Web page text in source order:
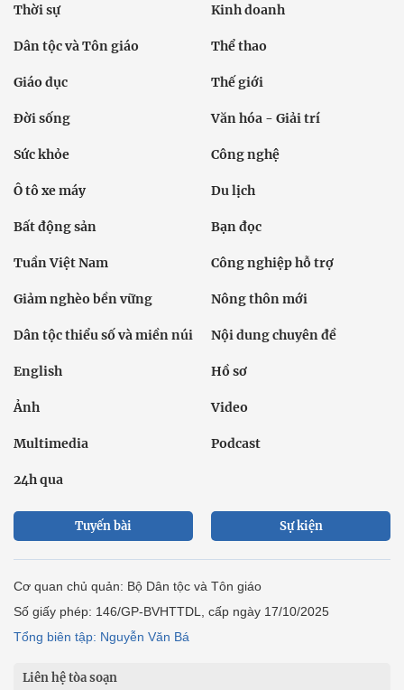
Thời sự Kinh doanh
Dân tộc và Tôn giáo Thể thao
Giáo dục Thế giới
Đời sống Văn hóa - Giải trí
Sức khỏe Công nghệ
Ô tô xe máy Du lịch
Bất động sản Bạn đọc
Tuần Việt Nam Công nghiệp hỗ trợ
Giảm nghèo bền vững Nông thôn mới
Dân tộc thiểu số và miền núi Nội dung chuyên đề
English Hồ sơ
Ảnh Video
Multimedia Podcast
24h qua
Tuyến bài Sự kiện
Cơ quan chủ quản: Bộ Dân tộc và Tôn giáo
Số giấy phép: 146/GP-BVHTTDL, cấp ngày 17/10/2025
Tổng biên tập: Nguyễn Văn Bá
Liên hệ tòa soạn